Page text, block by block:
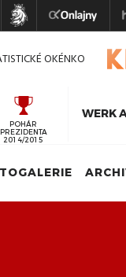
OKÉNKO
POHÁR
PREZIDENTA
2014/2015
WERK